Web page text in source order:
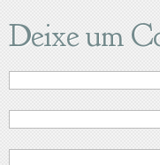
Deixe um